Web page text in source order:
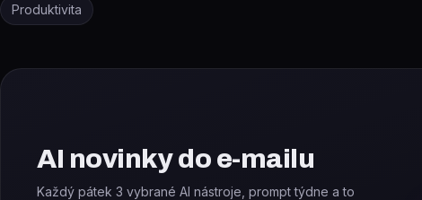
Produktivita
AI novinky do e-mailu
Každý pátek 3 vybrané AI nástroje, prompt týdne a to